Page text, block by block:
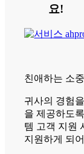
요!
친애하는 소
귀사의 경험
을 제공하도
템 고객 지원
지원하게 되